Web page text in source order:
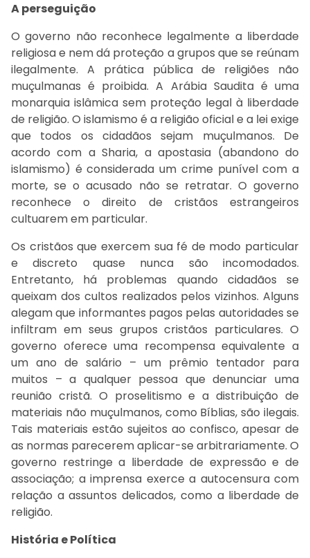
A perseguição
O governo não reconhece legalmente a liberdade
religiosa e nem dá proteção a grupos que se reúnam
ilegalmente. A prática pública de religiões não
muçulmanas é proibida. A Arábia Saudita é uma
monarquia islâmica sem proteção legal à liberdade
de religião. O islamismo é a religião oficial e a lei exige
que todos os cidadãos sejam muçulmanos. De
acordo com a Sharia, a apostasia (abandono do
islamismo) é considerada um crime punível com a
morte, se o acusado não se retratar. O governo
reconhece o direito de cristãos estrangeiros
cultuarem em particular.
Os cristãos que exercem sua fé de modo particular
e discreto quase nunca são incomodados.
Entretanto, há problemas quando cidadãos se
queixam dos cultos realizados pelos vizinhos. Alguns
alegam que informantes pagos pelas autoridades se
infiltram em seus grupos cristãos particulares. O
governo oferece uma recompensa equivalente a
um ano de salário – um prêmio tentador para
muitos – a qualquer pessoa que denunciar uma
reunião cristã. O proselitismo e a distribuição de
materiais não muçulmanos, como Bíblias, são ilegais.
Tais materiais estão sujeitos ao confisco, apesar de
as normas parecerem aplicar-se arbitrariamente. O
governo restringe a liberdade de expressão e de
associação; a imprensa exerce a autocensura com
relação a assuntos delicados, como a liberdade de
religião.
História e Política